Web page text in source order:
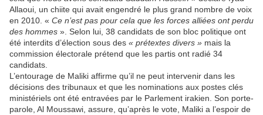
Allaoui, un chiite qui avait engendré le plus grand nombre de voix
en 2010. « Ce n’est pas pour cela que les forces alliées ont perdu
des hommes ». Selon lui, 38 candidats de son bloc politique ont
été interdits d’élection sous des « prétextes divers » mais la
commission électorale prétend que les partis ont radié 34
candidats.
L’entourage de Maliki affirme qu’il ne peut intervenir dans les
décisions des tribunaux et que les nominations aux postes clés
ministériels ont été entravées par le Parlement irakien. Son porte-
parole, Al Moussawi, assure, qu’après le vote, Maliki a l’espoir de